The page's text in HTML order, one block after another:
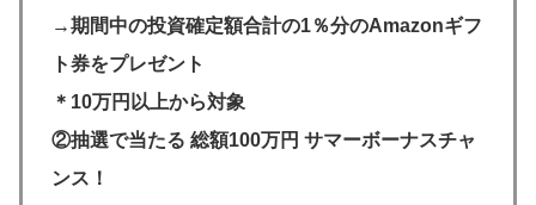
→期間中の投資確定額合計の1％分のAmazonギフ
ト券をプレゼント
＊10万円以上から対象
②抽選で当たる 総額100万円 サマーボーナスチャ
ンス！